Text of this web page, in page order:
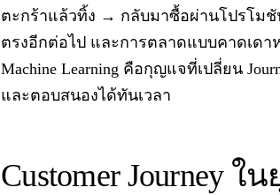
ตะกร้าแล้วทิ้ง → กลับมาซื้อผ่านโปรโมชัน
ตรงอีกต่อไป และการตลาดแบบคาดเด
Machine Learning คือกุญแจที่เปลี่ยน
และตอบสนองได้ทันเวลา
Customer Journey